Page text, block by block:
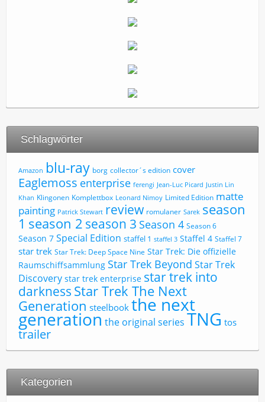
Schlagwörter
Amazon blu-ray borg collector´s edition cover
Eaglemoss enterprise ferengi Jean-Luc Picard Justin Lin
Khan Klingonen Komplettbox Leonard Nimoy Limited Edition matte
painting Patrick Stewart review romulaner Sarek season
1 season 2 season 3 Season 4 Season 6
Season 7 Special Edition staffel 1 staffel 3 Staffel 4 Staffel 7
star trek Star Trek: Deep Space Nine Star Trek: Die offizielle
Raumschiffsammlung Star Trek Beyond Star Trek
Discovery star trek enterprise star trek into
darkness Star Trek The Next
Generation steelbook the next
generation the original series TNG tos
trailer
Kategorien